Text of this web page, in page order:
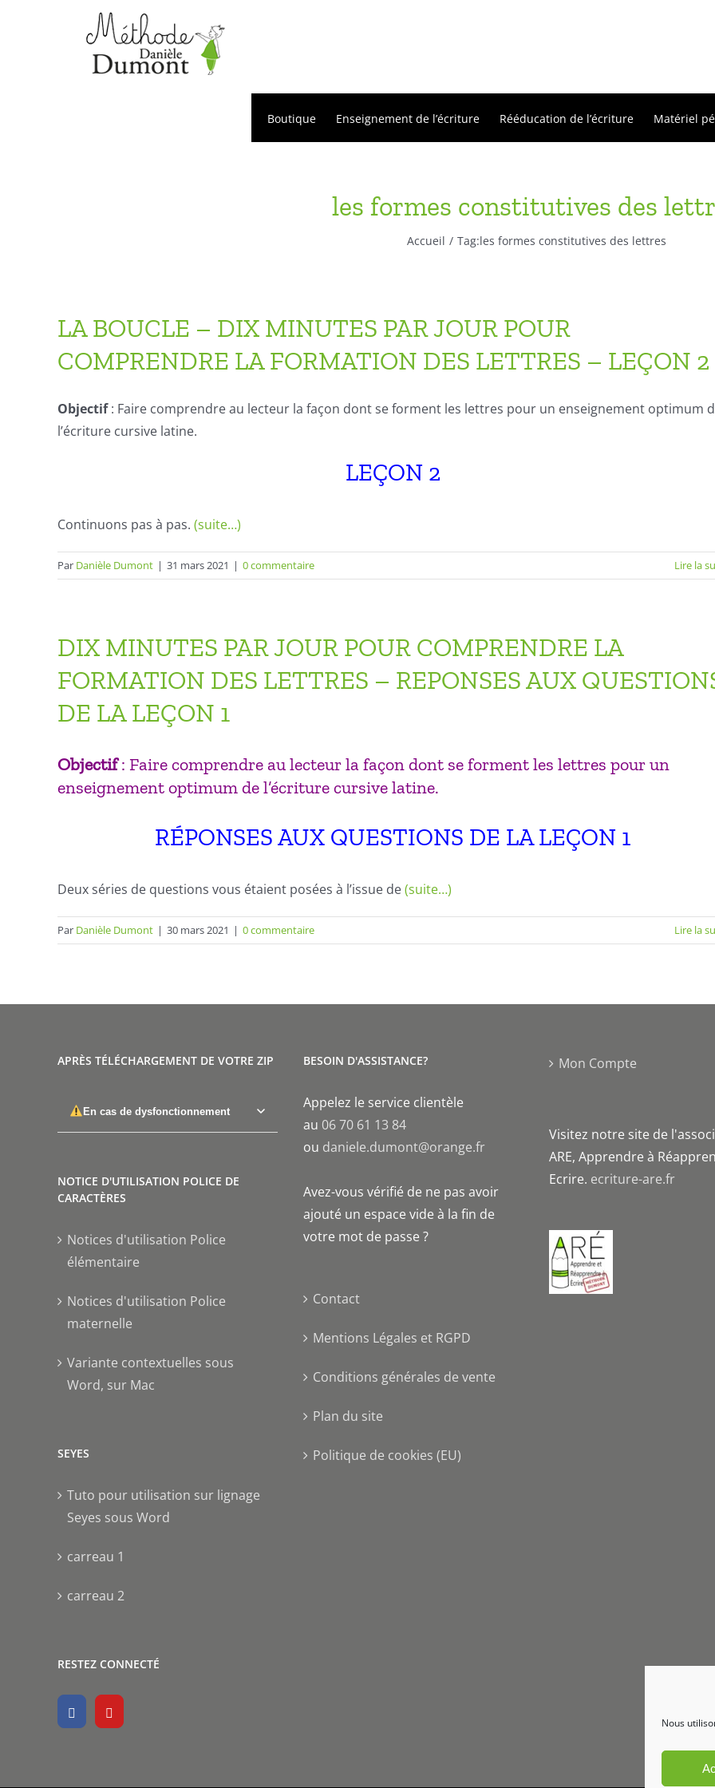
Nous
Boutique Enseignement de l’écriture Rééducation de l’écriture Matériel
les formes constitutives des
Accueil Tag:les formes constitutives des lettres
LA BOUCLE – DIX MINUTES PAR JOUR POUR
COMPRENDRE LA FORMATION DES LETTRES – LEÇON 2
Objectif: Faire comprendre au lecteur la façon dont se forment les lettres pour un enseignement optimum
l’écriture cursive latine.
LEÇON 2
Continuons pas à pas. (suite…)
Par Danièle Dumont | 31 mars 2021 | 0 commentaire Lire la
DIX MINUTES PAR JOUR POUR COMPRENDRE LA
FORMATION DES LETTRES – REPONSES AUX
DE LA LEÇON 1
Objectif: Faire comprendre au lecteur la façon dont se forment les lettres pour un
enseignement optimum de l’écriture cursive latine.
RÉPONSES AUX QUESTIONS DE LA LEÇON 1
Deux séries de questions vous étaient posées à l’issue de(suite…)
Par Danièle Dumont | 30 mars 2021 | 0 commentaire Lire la
APRÈS TÉLÉCHARGEMENT DE VOTRE ZIP
En cas de dysfonctionnement
NOTICE D'UTILISATION POLICE DE
CARACTÈRES
Notices d'utilisation Police
élémentaire
Notices d'utilisation Police
maternelle
Variante contextuelles sous
Word, sur Mac
SEYES
Tuto pour utilisation sur lignage
Seyes sous Word
carreau 1
carreau 2
RESTEZ CONNECTÉ
BESOIN D'ASSISTANCE?
Appelez le service clientèle
au 06 70 61 13 84
ou daniele.dumont@orange.fr
Avez-vous vérifié de ne pas avoir
ajouté un espace vide à la fin de
votre mot de passe ?
Contact
Mentions Légales et RGPD
Conditions générales de vente
Plan du site
Politique de cookies (EU)
Mon Compte
Visitez notre site de
ARE, Apprendre à
Ecrire. ecriture-are.fr